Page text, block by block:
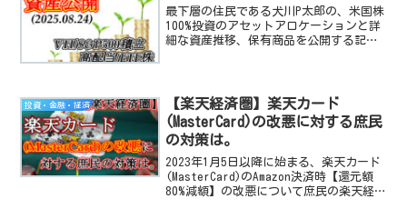
最下層の住民である犬川P太郎の、米国株
100%投資のアセットアロケーションと詳
細な資産推移、保有商品を公開する記事
投資・金融・経済
【楽天経済圏】楽天カード
(MasterCard)の改悪に対する庶民
の対策は。
2023年1月5日以降に始まる、楽天カード
(MasterCard)のAmazon決済時【還元額
80%減額】の改悪について庶民の楽天経済